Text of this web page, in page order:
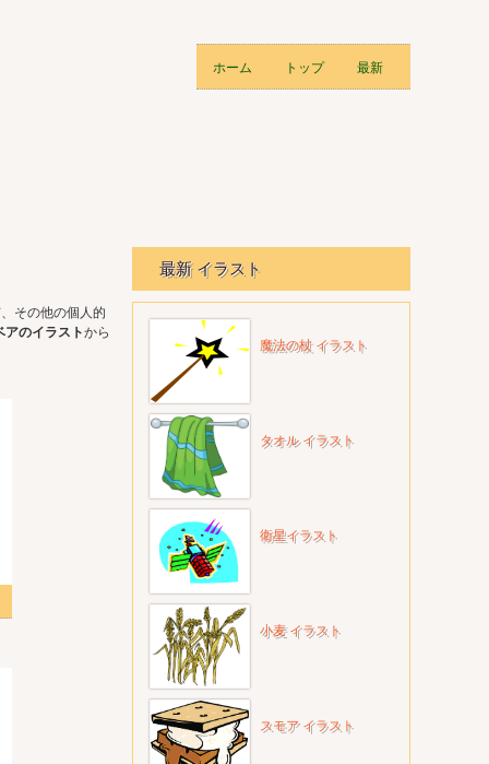
ホーム トップ 最新
その他の個人的
アのイラストから
最新 イラスト
魔法の杖 イラスト
タオル イラスト
衛星イラスト
小麦 イラスト
スモア イラスト